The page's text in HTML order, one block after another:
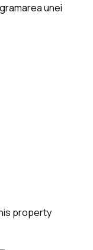
unei
property